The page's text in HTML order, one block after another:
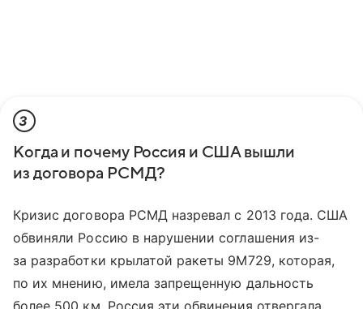
3
Когда и почему Россия и США вышли
из договора РСМД?
Кризис договора РСМД назревал с 2013 года. США
обвиняли Россию в нарушении соглашения из-
за разработки крылатой ракеты 9М729, которая,
по их мнению, имела запрещенную дальность
более 500 км. Россия эти обвинения отвергала,